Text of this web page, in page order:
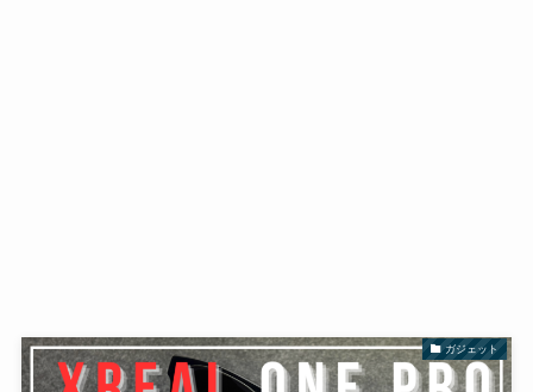
ガジェット